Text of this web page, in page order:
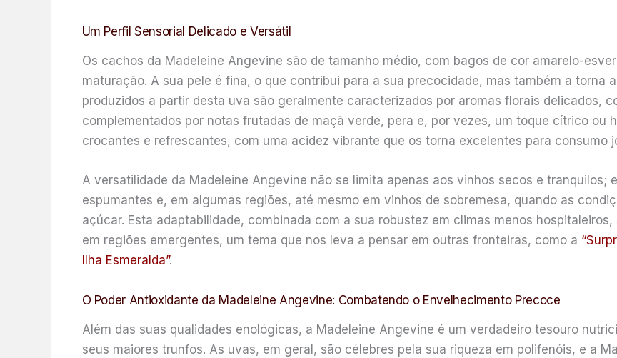
Um Perfil Sensorial Delicado e Versátil
Os cachos da Madeleine Angevine são de tamanho médio, com bagos de cor amarelo-
maturação. A sua pele é fina, o que contribui para a sua precocidade, mas também a torna
produzidos a partir desta uva são geralmente caracterizados por aromas florais delicados,
complementados por notas frutadas de maçã verde, pera e, por vezes, um toque cítrico ou
crocantes e refrescantes, com uma acidez vibrante que os torna excelentes para consumo
A versatilidade da Madeleine Angevine não se limita apenas aos vinhos secos e tranquilos;
espumantes e, em algumas regiões, até mesmo em vinhos de sobremesa, quando as
açúcar. Esta adaptabilidade, combinada com a sua robustez em climas menos
em regiões emergentes, um tema que nos leva a pensar em outras fronteiras, como a
Ilha Esmeralda”.
O Poder Antioxidante da Madeleine Angevine: Combatendo o Envelhecimento Precoce
Além das suas qualidades enológicas, a Madeleine Angevine é um verdadeiro tesouro
seus maiores trunfos. As uvas, em geral, são célebres pela sua riqueza em polifenóis, e a